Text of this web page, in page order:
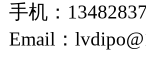
手机：
Email：